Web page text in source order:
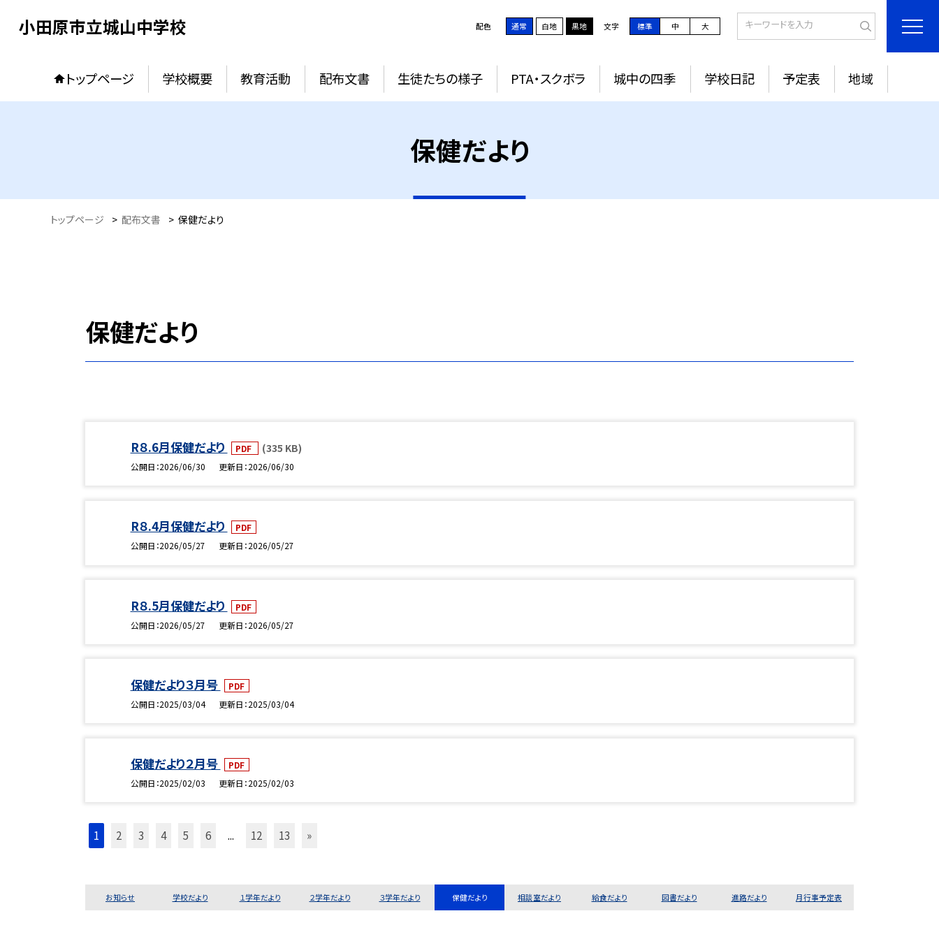
小田原市立城山中学校 配色 通常 白地 黒地 文字 標準 中 大
トップページ 学校概要 教育活動 配布文書 生徒たちの様子 PTA・スクボラ 城中の四季 学校日記 予定表 地域
保健だより
トップページ > 配布文書 > 保健だより
保健だより
R８.6月保健だより PDF (335 KB)
公開日 2026/06/30 更新日 2026/06/30
R８.4月保健だより
PDF
公開日 2026/05/27 更新日 2026/05/27
R８.5月保健だより
PDF
公開日 2026/05/27 更新日 2026/05/27
保健だより３月号
PDF
公開日 2025/03/04 更新日 2025/03/04
保健だより２月号
PDF
公開日 2025/02/03 更新日 2025/02/03
1 2 3 4 5 6 ... 12 13 »
お知らせ 学校だより １学年だより ２学年だより ３学年だより 保健だより 相談室だより 給食だより 図書だより 進路だより 月行事予定表